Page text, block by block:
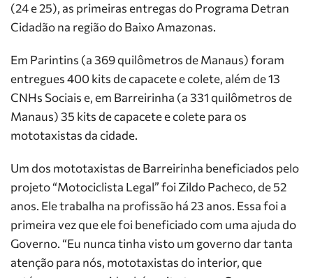
(24 e 25), as primeiras entregas do Programa Detran
Cidadão na região do Baixo Amazonas.
Em Parintins (a 369 quilômetros de Manaus) foram
entregues 400 kits de capacete e colete, além de 13
CNHs Sociais e, em Barreirinha (a 331 quilômetros de
Manaus) 35 kits de capacete e colete para os
mototaxistas da cidade.
Um dos mototaxistas de Barreirinha beneficiados pelo
projeto “Motociclista Legal” foi Zildo Pacheco, de 52
anos. Ele trabalha na profissão há 23 anos. Essa foi a
primeira vez que ele foi beneficiado com uma ajuda do
Governo. “Eu nunca tinha visto um governo dar tanta
atenção para nós, mototaxistas do interior, que